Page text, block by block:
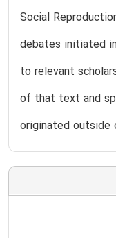
Social
debates initiated
to relevant
of that text and
originated outside